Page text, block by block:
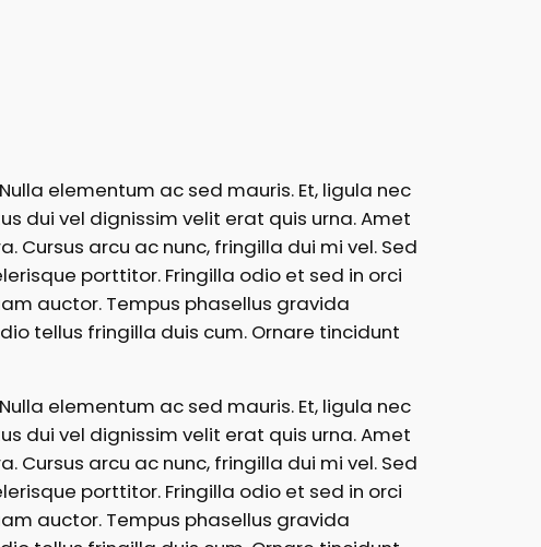
elementum ac sed mauris. Et, ligula nec
dui vel dignissim velit erat quis urna. Amet
arcu ac nunc, fringilla dui mi vel. Sed
porttitor. Fringilla odio et sed in orci
auctor. Tempus phasellus gravida
tellus fringilla duis cum. Ornare tincidunt
elementum ac sed mauris. Et, ligula nec
dui vel dignissim velit erat quis urna. Amet
arcu ac nunc, fringilla dui mi vel. Sed
porttitor. Fringilla odio et sed in orci
auctor. Tempus phasellus gravida